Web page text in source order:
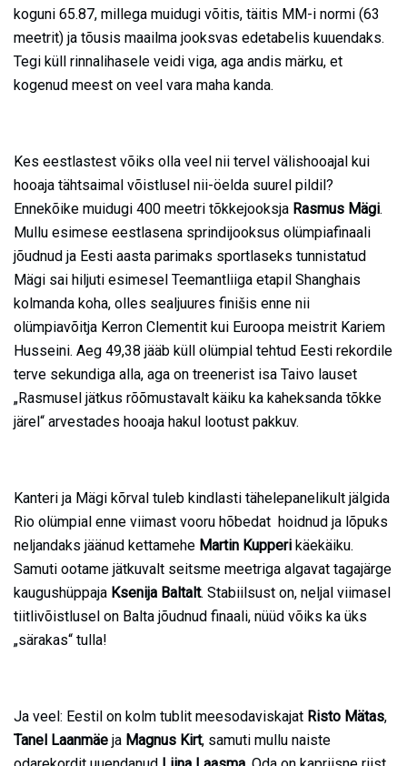
koguni 65.87, millega muidugi võitis, täitis MM-i normi (63
meetrit) ja tõusis maailma jooksvas edetabelis kuuendaks.
Tegi küll rinnalihasele veidi viga, aga andis märku, et
kogenud meest on veel vara maha kanda.
Kes eestlastest võiks olla veel nii tervel välishooajal kui
hooaja tähtsaimal võistlusel nii-öelda suurel pildil?
Ennekõike muidugi 400 meetri tõkkejooksja Rasmus Mägi.
Mullu esimese eestlasena sprindijooksus olümpiafinaali
jõudnud ja Eesti aasta parimaks sportlaseks tunnistatud
Mägi sai hiljuti esimesel Teemantliiga etapil Shanghais
kolmanda koha, olles sealjuures finišis enne nii
olümpiavõitja Kerron Clementit kui Euroopa meistrit Kariem
Husseini. Aeg 49,38 jääb küll olümpial tehtud Eesti rekordile
terve sekundiga alla, aga on treenerist isa Taivo lauset
„Rasmusel jätkus rõõmustavalt käiku ka kaheksanda tõkke
järel“ arvestades hooaja hakul lootust pakkuv.
Kanteri ja Mägi kõrval tuleb kindlasti tähelepanelikult jälgida
Rio olümpial enne viimast vooru hõbedat hoidnud ja lõpuks
neljandaks jäänud kettamehe Martin Kupperi käekäiku.
Samuti ootame jätkuvalt seitsme meetriga algavat tagajärge
kaugushüppaja Ksenija Baltalt. Stabiilsust on, neljal viimasel
tiitlivõistlusel on Balta jõudnud finaali, nüüd võiks ka üks
„särakas“ tulla!
Ja veel: Eestil on kolm tublit meesodaviskajat Risto Mätas,
Tanel Laanmäe ja Magnus Kirt, samuti mullu naiste